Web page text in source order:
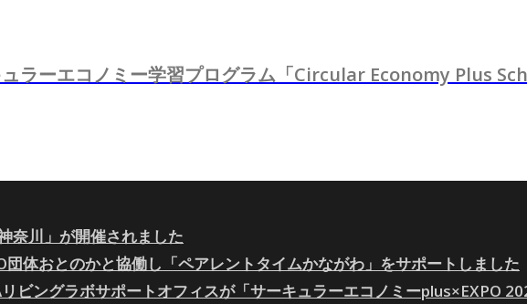
ュラーエコノミー学習プログラム「Circular Economy Plus
奈川」が開催されました
体おとのかと協働し「ペアレントタイムかながわ」をサポートしました
ビングラボサポートオフィスが「サーキュラーエコノミーplus×EXPO